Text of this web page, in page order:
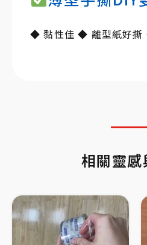
◆ 黏性佳 ◆ 離型紙好撕
相關靈感